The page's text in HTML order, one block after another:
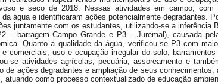
e seco de 2018. Nessas atividades em campo,
água e identificaram ações potencialmente degradantes.
juntamente com os estudantes, utilizando-se a inferência
– barragem Campo Grande e P3 – Juremal), causada
Quanto a qualidade da água, verificou-se P3 com
comerciais, uso e ocupação irregular do solo,
se atividades agrícolas, pecuária, assoreamento e
ações degradantes e ampliação de seus
como processo contextualizado de educação